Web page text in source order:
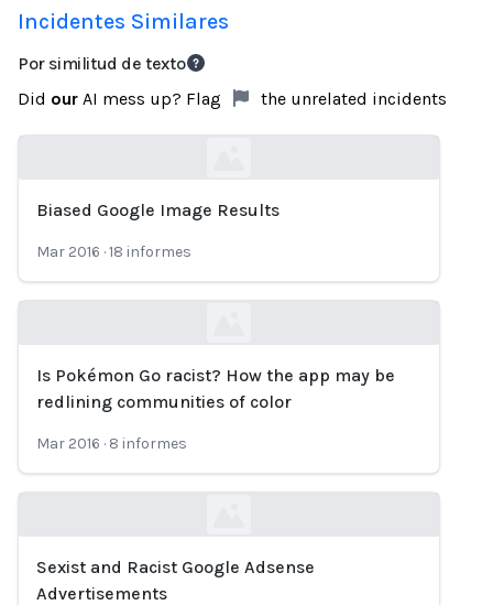
Incidentes Similares
Por similitud de texto
Did our AI mess up? Flag the unrelated incidents
Biased Google Image Results
Mar 2016 ·18 informes
Loading...
Is Pokémon Go racist? How the app may be
redlining communities of color
Mar 2016 · 8 informes
Loading...
Sexist and Racist Google Adsense
Advertisements